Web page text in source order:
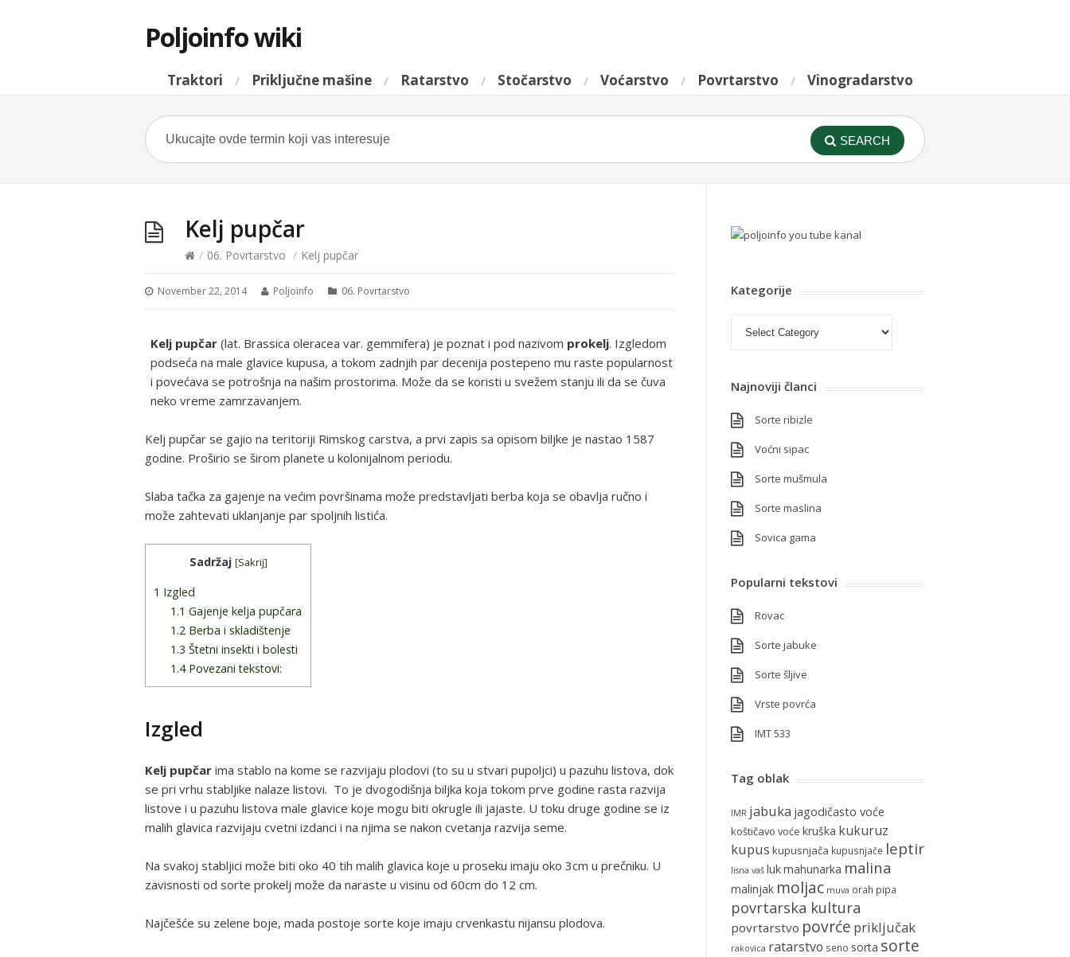
Poljoinfo wiki
Traktori Priključne mašine Ratarstvo Stočarstvo Voćarstvo Povrtarstvo Vinogradarstvo
SEARCH
Kelj pupčar
/ 06. Povrtarstvo / Kelj pupčar
November 22, 2014 Poljoinfo 06. Povrtarstvo
Kelj pupčar (lat. Brassica oleracea var. gemmifera) je poznat i pod nazivom prokelj. Izgledom
podseća na male glavice kupusa, a tokom zadnjih par decenija postepeno mu raste popularnost
i povećava se potrošnja na našim prostorima. Može da se koristi u svežem stanju ili da se čuva
neko vreme zamrzavanjem.
Kelj pupčar se gajio na teritoriji Rimskog carstva, a prvi zapis sa opisom biljke je nastao 1587
godine. Proširio se širom planete u kolonijalnom periodu.
Slaba tačka za gajenje na većim površinama može predstavljati berba koja se obavlja ručno i
može zahtevati uklanjanje par spoljnih listića.
Sadržaj [Sakrij]
1 Izgled
1.1 Gajenje kelja pupčara
1.2 Berba i skladištenje
1.3 Štetni insekti i bolesti
1.4Povezani tekstovi:
Izgled
Kelj pupčar ima stablo na kome se razvijaju plodovi (to su u stvari pupoljci) u pazuhu listova, dok
se pri vrhu stabljike nalaze listovi. To je dvogodišnja biljka koja tokom prve godine rasta razvija
listove i u pazuhu listova male glavice koje mogu biti okrugle ili jajaste. U toku druge godine se iz
malih glavica razvijaju cvetni izdanci i na njima se nakon cvetanja razvija seme.
Na svakoj stabljici može biti oko 40 tih malih glavica koje u proseku imaju oko 3cm u prečniku. U
zavisnosti od sorte prokelj može da naraste u visinu od 60cm do 12 cm.
Najčešće su zelene boje, mada postoje sorte koje imaju crvenkastu nijansu plodova.
Kategorije
Najnoviji članci
Sorte ribizle
Voćni sipac
Sorte mušmula
Sorte maslina
Sovica gama
Popularni tekstovi
Rovac
Sorte jabuke
Sorte šljive
Vrste povrća
IMT 533
Tag oblak
IMR jabuka jagodičasto voće
koštičavo voće kruška kukuruz
kupus kupusnjača kupusnjače leptir
lisna vaš lukmahunarka malina
malinjak moljac muva orah pipa
povrtarska kultura
povrtarstvo povrće priključak
rakovica ratarstvo seno sorta sorte